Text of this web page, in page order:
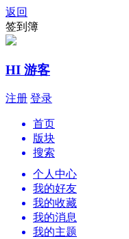
返回
签到簿
HI 游客
注册 登录
首页
版块
搜索
个人中心
我的好友
我的收藏
我的消息
我的主题